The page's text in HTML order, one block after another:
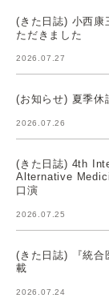
(きた日誌) 小西
ただきました
2026.07.27
(お知らせ) 夏季
2026.07.26
(きた日誌) 4th
Alternative
口演
2026.07.25
(きた日誌) 『統
載
2026.07.24